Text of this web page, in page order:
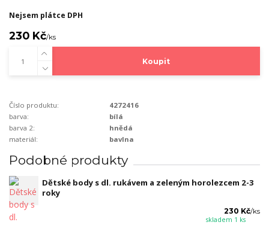
Nejsem plátce DPH
230 Kč/ks
Koupit
Číslo produktu:
4272416
barva:
bílá
barva 2:
hnědá
materiál:
bavlna
Podobné produkty
Dětské body s dl. rukávem a zeleným horolezcem 2-3
roky
230 Kč/ks
skladem 1 ks